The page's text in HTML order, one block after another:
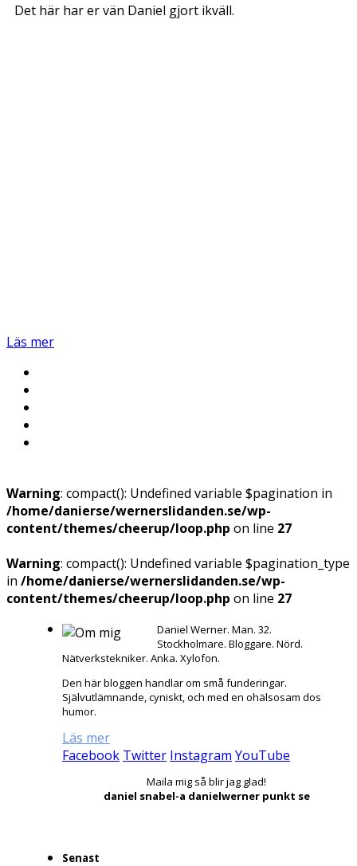
Det här har er vän Daniel gjort ikväll.
Läs mer
Warning: compact(): Undefined variable $pagination in
/home/danierse/wernerslidanden.se/wp-
content/themes/cheerup/loop.php on line 27
Warning: compact(): Undefined variable $pagination_type
in /home/danierse/wernerslidanden.se/wp-
content/themes/cheerup/loop.php on line 27
Daniel Werner. Man. 32.
Stockholmare. Bloggare. Nörd.
Nätverkstekniker. Anka. Xylofon.
Den här bloggen handlar om små funderingar.
Självutlämnande, cyniskt, och med en ohälsosam dos
humor.
Läs mer
Facebook Twitter Instagram YouTube
Maila mig så blir jag glad!
daniel snabel-a danielwerner punkt se
Senast